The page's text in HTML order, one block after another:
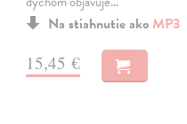
Na stiahnutie ako MP3
15,45 €